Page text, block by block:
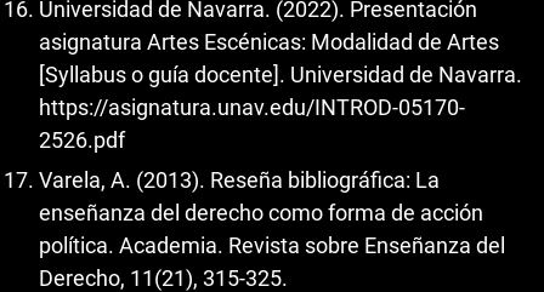
Universidad de Navarra. (2022). Presentación
asignatura Artes Escénicas: Modalidad de Artes
[Syllabus o guía docente]. Universidad de Navarra.
https://asignatura.unav.edu/INTROD-05170-
2526.pdf
Varela, A. (2013). Reseña bibliográfica: La
enseñanza del derecho como forma de acción
política. Academia. Revista sobre Enseñanza del
Derecho, 11(21), 315-325.